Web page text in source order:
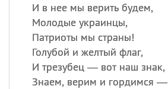
И в нее мы верить будем,
Молодые украинцы,
Патриоты мы страны!
Голубой и желтый флаг,
И трезубец — вот наш знак,
Знаем, верим и гордимся —